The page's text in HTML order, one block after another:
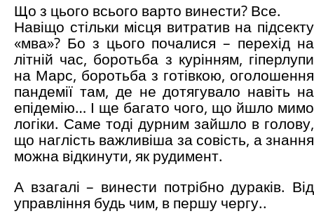
Що з цього всього варто винести? Все.
Навіщо стільки місця витратив на підсекту
«мва»? Бо з цього почалися – перехід на
літній час, боротьба з курінням, гіперлупи
на Марс, боротьба з готівкою, оголошення
пандемії там, де не дотягувало навіть на
епідемію… І ще багато чого, що йшло мимо
логіки. Саме тоді дурним зайшло в голову,
що наглість важливіша за совість, а знання
можна відкинути, як рудимент.
А взагалі – винести потрібно дураків. Від
управління будь чим, в першу чергу..